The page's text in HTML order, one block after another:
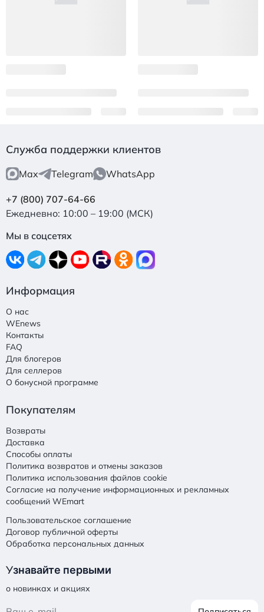
Служба поддержки клиентов
Max Telegram WhatsApp
+7 (800) 707-64-66
Ежедневно: 10:00 – 19:00 (МСК)
Мы в соцсетях
Информация
О нас
WEnews
Контакты
FAQ
Для блогеров
Для селлеров
О бонусной программе
Покупателям
Возвраты
Доставка
Способы оплаты
Политика возвратов и отмены заказов
Политика использования файлов cookie
Согласие на получение информационных и рекламных
сообщений WEmart
Пользовательское соглашение
Договор публичной оферты
Обработка персональных данных
Узнавайте первыми
о новинках и акциях